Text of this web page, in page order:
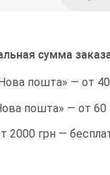
сумма
пошта» — от 40
пошта» — от 60
2000 грн —